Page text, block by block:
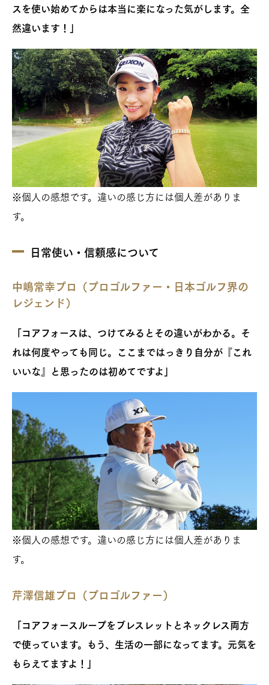
スを使い始めてからは本当に楽になった気がします。全
然違います！」
※個人の感想です。違いの感じ方には個人差がありま
す。
日常使い・信頼感について
中嶋常幸プロ（プロゴルファー・日本ゴルフ界の
レジェンド）
「コアフォースは、つけてみるとその違いがわかる。そ
れは何度やっても同じ。ここまではっきり自分が『これ
いいな』と思ったのは初めてですよ」
※個人の感想です。違いの感じ方には個人差がありま
す。
芹澤信雄プロ（プロゴルファー）
「コアフォースループをブレスレットとネックレス両方
で使っています。もう、生活の一部になってます。元気を
もらえてますよ！」